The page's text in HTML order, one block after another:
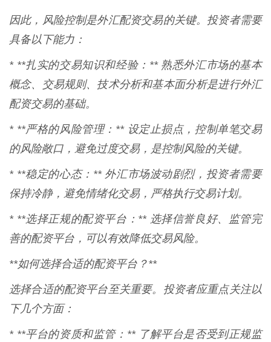
因此，风险控制是外汇配资交易的关键。投资者需要
具备以下能力：
* **扎实的交易知识和经验：** 熟悉外汇市场的基本
概念、交易规则、技术分析和基本面分析是进行外汇
配资交易的基础。
* **严格的风险管理：** 设定止损点，控制单笔交易
的风险敞口，避免过度交易，是控制风险的关键。
* **稳定的心态：** 外汇市场波动剧烈，投资者需要
保持冷静，避免情绪化交易，严格执行交易计划。
* **选择正规的配资平台：** 选择信誉良好、监管完
善的配资平台，可以有效降低交易风险。
**如何选择合适的配资平台？**
选择合适的配资平台至关重要。投资者应重点关注以
下几个方面：
* **平台的资质和监管：** 了解平台是否受到正规监